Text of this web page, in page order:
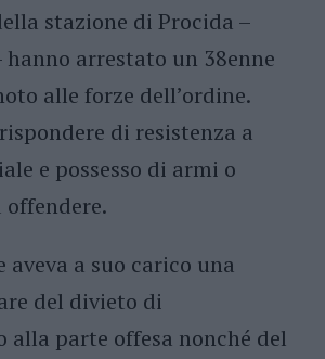
stazione di Procida –
arrestato un 38enne
alle forze dell’ordine.
di resistenza a
e possesso di armi o
a suo carico una
del divieto di
alla parte offesa nonché del